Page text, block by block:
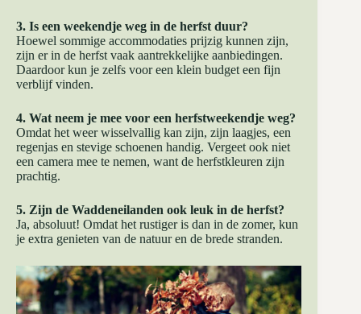
3. Is een weekendje weg in de herfst duur?
Hoewel sommige accommodaties prijzig kunnen zijn,
zijn er in de herfst vaak aantrekkelijke aanbiedingen.
Daardoor kun je zelfs voor een klein budget een fijn
verblijf vinden.
4. Wat neem je mee voor een herfstweekendje weg?
Omdat het weer wisselvallig kan zijn, zijn laagjes, een
regenjas en stevige schoenen handig. Vergeet ook niet
een camera mee te nemen, want de herfstkleuren zijn
prachtig.
5. Zijn de Waddeneilanden ook leuk in de herfst?
Ja, absoluut! Omdat het rustiger is dan in de zomer, kun
je extra genieten van de natuur en de brede stranden.